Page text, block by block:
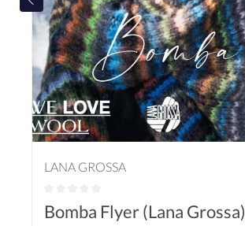
LANA GROSSA
Bomba Flyer (Lana Grossa)